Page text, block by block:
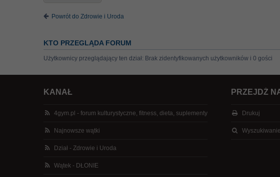
Powrót do Zdrowie i Uroda
KTO PRZEGLĄDA FORUM
Użytkownicy przeglądający ten dział: Brak zidentyfikowanych użytkowników i 0 gości
KANAŁ
4gym.pl - forum kulturystyczne, fitness, dieta, suplementy
Najnowsze wątki
Dział - Zdrowie i Uroda
Wątek - DŁONIE
PRZEJDŹ
Drukuj